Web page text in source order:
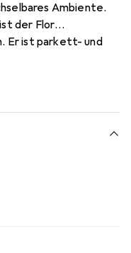
Ambiente.
der Flor
Er ist parkett- und